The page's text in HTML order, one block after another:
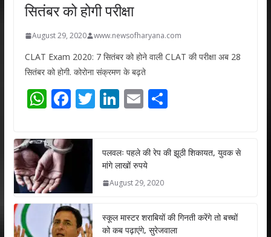
सितंबर को होगी परीक्षा
August 29, 2020 www.newsofharyana.com
CLAT Exam 2020: 7 सितंबर को होने वाली CLAT की परीक्षा अब 28
सितंबर को होगी. कोरोना संक्रमण के बढ़ते
W
at
s
A
p
p
F
e
b
o
k
T
er
Li
e
dI
n
E
l
S
e
पलवलः पहले की रेप की झूठी शिकायत, युवक से
मांगे लाखों रुपये
August 29, 2020
स्कूल मास्टर शराबियों की गिनती करेंगे तो बच्चों
को कब पढ़ाएंगे, सुरेजवाला